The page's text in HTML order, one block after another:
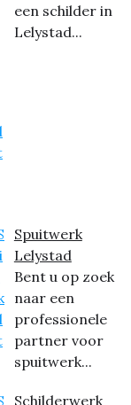
een schilder in
Lelystad...
Spuitwerk
Lelystad
Bent u op zoek
naar een
professionele
partner voor
spuitwerk...
Schilderwerk